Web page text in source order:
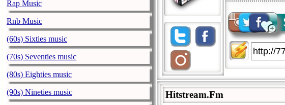
Rap Music
Rnb Music
(60s) Sixties music
(70s) Seventies music
(80s) Eighties music
(90s) Nineties music Hitstream.Fm